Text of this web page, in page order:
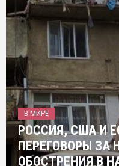
В МИРЕ
РОССИЯ, США И
ПЕРЕГОВОРЫ ЗА
ОБОСТРЕНИЯ В